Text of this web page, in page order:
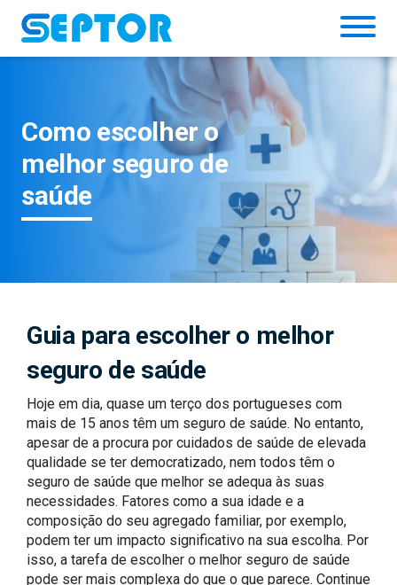
Simulador
Como escolher o
melhor seguro de
saúde
Guia para escolher o melhor
seguro de saúde
Hoje em dia, quase um terço dos portugueses com
mais de 15 anos têm um seguro de saúde. No entanto,
apesar de a procura por cuidados de saúde de elevada
qualidade se ter democratizado, nem todos têm o
seguro de saúde que melhor se adequa às suas
necessidades. Fatores como a sua idade e a
composição do seu agregado familiar, por exemplo,
podem ter um impacto significativo na sua escolha. Por
isso, a tarefa de escolher o melhor seguro de saúde
pode ser mais complexa do que o que parece. Continue